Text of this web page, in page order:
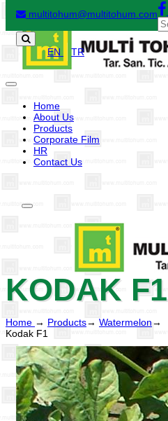
Toggle
Home
About Us
Products
Corporate Film
HR
Contact Us
multitohum@multitohum.com
EN TR
Toggle
KODAK F1
Home → Products→ Watermelon→
Kodak F1